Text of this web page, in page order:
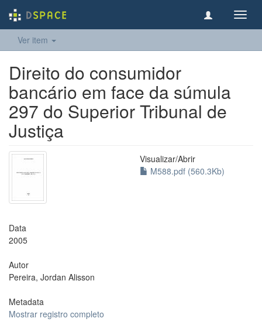
Ver item
Direito do consumidor
bancário em face da súmula
297 do Superior Tribunal de
Justiça
Visualizar/Abrir
M588.pdf (560.3Kb)
Data
2005
Autor
Pereira, Jordan Alisson
Metadata
Mostrar registro completo